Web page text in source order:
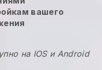
вашего
на IOS и Android